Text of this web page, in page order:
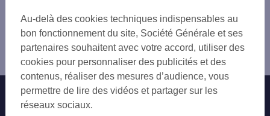
PARIS ASSAS
PARIS LOUVRE
PARIS GAY LUSSAC
PARIS LES BERNARDINS
PARIS ST PLACIDE
PARIS MARAIS
PARIS ILE ST LOUIS
LE KREMLIN-BICÊTRE
ARCUEIL
VANVES
MALAKOFF
IVRY-SUR-SEINE
LEVALLOIS-PERRET
SAINT-OUEN
Paris 6ème
Nos engagements Nous contacter
Au-delà des cookies techniques indispensables au
bon fonctionnement du site, Société Générale et ses
partenaires souhaitent avec votre accord, utiliser des
cookies pour personnaliser des publicités et des
contenus, réaliser des mesures d’audience, vous
permettre de lire des vidéos et partager sur les
réseaux sociaux.